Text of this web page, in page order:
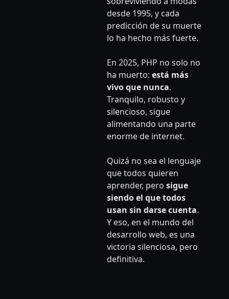
desde 1995, y cada
predicción de su muerte
lo ha hecho más fuerte.
En 2025, PHP no solo no
ha muerto: está más
vivo que nunca.
Tranquilo, robusto y
silencioso, sigue
alimentando una parte
enorme de internet.
Quizá no sea el lenguaje
que todos quieren
aprender, pero sigue
siendo el que todos
usan sin darse cuenta.
Y eso, en el mundo del
desarrollo web, es una
victoria silenciosa, pero
definitiva.